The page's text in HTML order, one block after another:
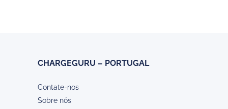
CHARGEGURU – PORTUGAL
Contate-nos
Sobre nós